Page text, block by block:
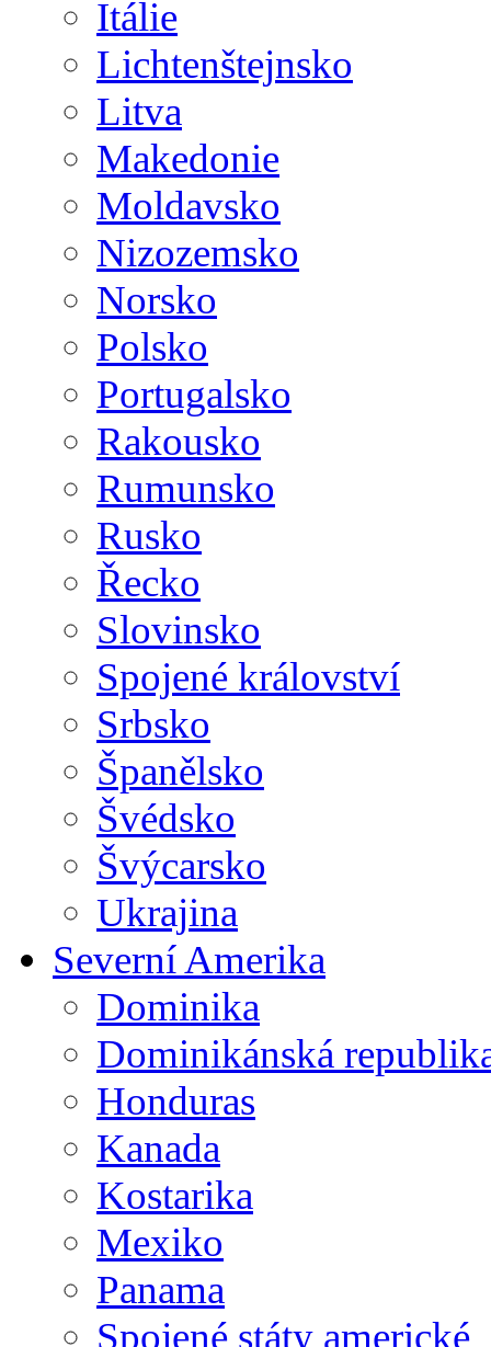
Itálie
Lichtenštejnsko
Litva
Makedonie
Moldavsko
Nizozemsko
Norsko
Polsko
Portugalsko
Rakousko
Rumunsko
Rusko
Řecko
Slovinsko
Spojené království
Srbsko
Španělsko
Švédsko
Švýcarsko
Ukrajina
Severní Amerika
Dominika
Dominikánská
Honduras
Kanada
Kostarika
Mexiko
Panama
Spojené státy americké